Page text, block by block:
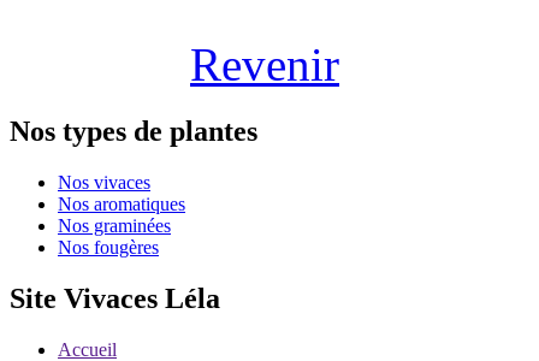
Revenir
Nos types de plantes
Nos vivaces
Nos aromatiques
Nos graminées
Nos fougères
Site Vivaces Léla
Accueil